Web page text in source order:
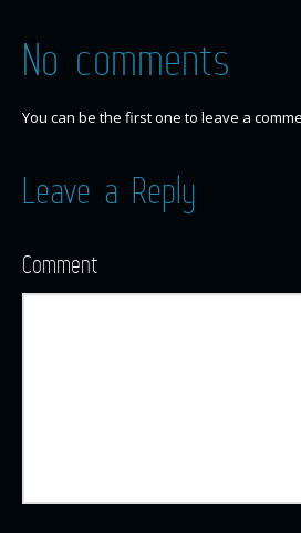
No comments
You can be the first one to leave a
Leave a Reply
Comment